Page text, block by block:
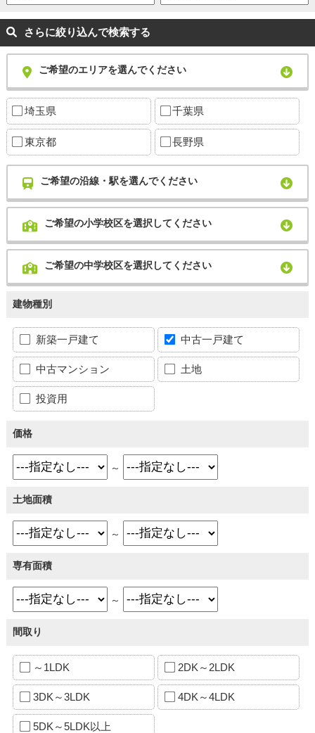
さらに絞り込んで検索する
ご希望のエリアを選んでください
埼玉県 千葉県
東京都 長野県
ご希望の沿線・駅を選んでください
ご希望の小学校区を選択してください
ご希望の中学校区を選択してください
建物種別
新築一戸建て 中古一戸建て
中古マンション 土地
投資用
価格
～
土地面積
～
専有面積
～
間取り
～1LDK 2DK～2LDK
3DK～3LDK 4DK～4LDK
5DK～5LDK以上